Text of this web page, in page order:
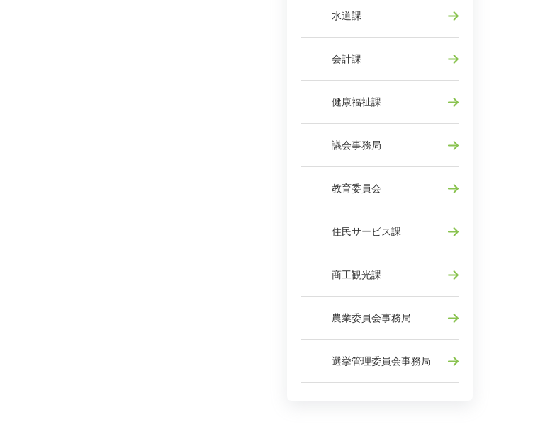
水道課
会計課
健康福祉課
議会事務局
教育委員会
住民サービス課
商工観光課
農業委員会事務局
選挙管理委員会事務局